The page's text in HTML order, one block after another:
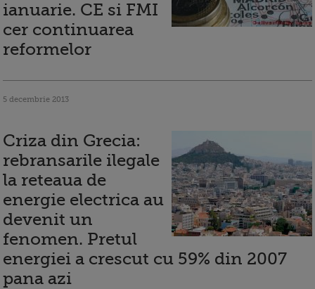
ianuarie. CE si FMI
cer continuarea
reformelor
5 decembrie 2013
Criza din Grecia:
rebransarile ilegale
la reteaua de
energie electrica au
devenit un
fenomen. Pretul
energiei a crescut cu 59% din 2007
pana azi